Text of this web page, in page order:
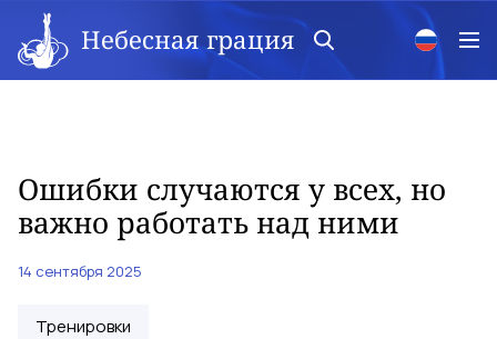
Небесная грация
Ошибки случаются у всех, но
важно работать над ними
14 сентября 2025
Тренировки